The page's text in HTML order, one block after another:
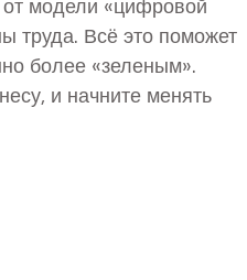
труда. Всё это поможет
более «зеленым».
и начните менять